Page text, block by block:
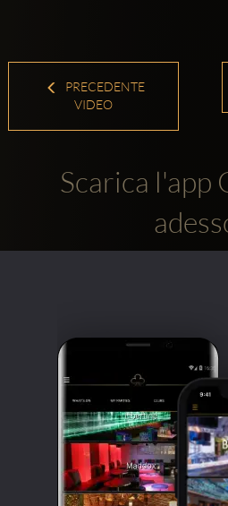
PRECEDENTE
VIDEO
Scarica l'app